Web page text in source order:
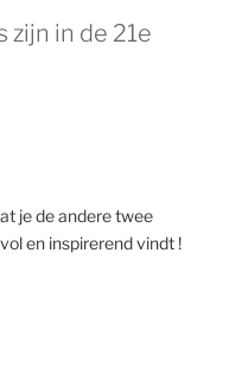
zijn in de 21e
je de andere twee
en inspirerend vindt !